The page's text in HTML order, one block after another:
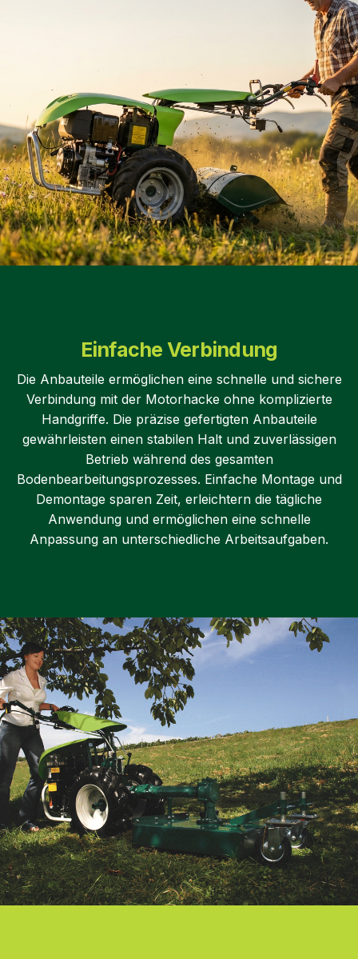
Einfache Verbindung
Die Anbauteile ermöglichen eine schnelle und sichere
Verbindung mit der Motorhacke ohne komplizierte
Handgriffe. Die präzise gefertigten Anbauteile
gewährleisten einen stabilen Halt und zuverlässigen
Betrieb während des gesamten
Bodenbearbeitungsprozesses. Einfache Montage und
Demontage sparen Zeit, erleichtern die tägliche
Anwendung und ermöglichen eine schnelle
Anpassung an unterschiedliche Arbeitsaufgaben.